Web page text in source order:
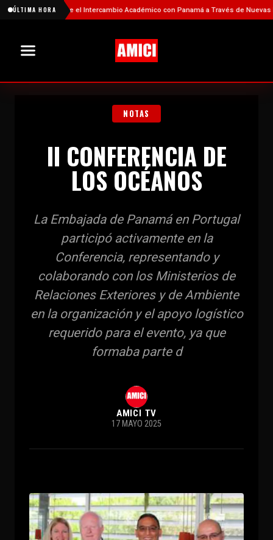
ÚLTIMA HORA
Fortalece el Intercambio Académico con Panamá a Través de Nuevas Becas
NOTAS
II CONFERENCIA DE
LOS OCÉANOS
La Embajada de Panamá en Portugal
participó activamente en la
Conferencia, representando y
colaborando con los Ministerios de
Relaciones Exteriores y de Ambiente
en la organización y el apoyo logístico
requerido para el evento, ya que
formaba parte d
AMICI TV
17 MAYO 2025